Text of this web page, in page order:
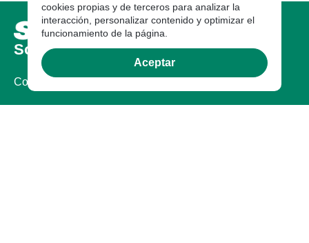
Sobre nosotros
Compañia
cookies propias y de terceros para analizar la
interacción, personalizar contenido y optimizar el
funcionamiento de la página.
Aceptar